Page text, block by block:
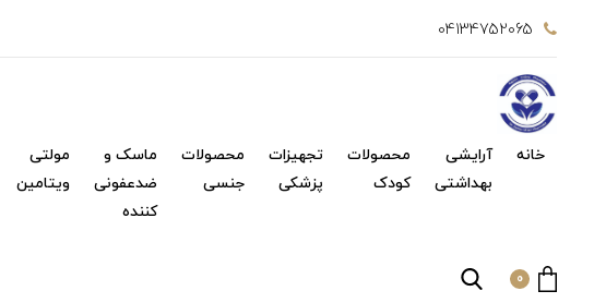
04134752065
خانه
آرایشی
بهداشتی
محصولات
کودک
تجهیزات
پزشکی
محصولات
جنسی
ماسک و
ضدعفونی
کننده
مولتی
ویتامین
0